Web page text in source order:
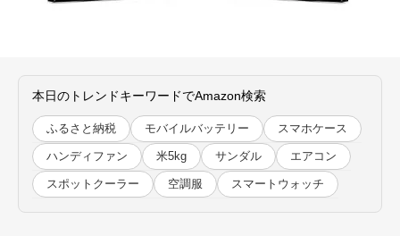
本日のトレンドキーワードでAmazon検索
ふるさと納税 モバイルバッテリー スマホケース
ハンディファン 米5kg サンダル エアコン
スポットクーラー 空調服 スマートウォッチ